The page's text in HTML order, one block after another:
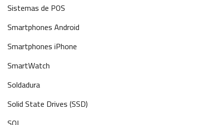
Sistemas de POS
Smartphones Android
Smartphones iPhone
SmartWatch
Soldadura
Solid State Drives (SSD)